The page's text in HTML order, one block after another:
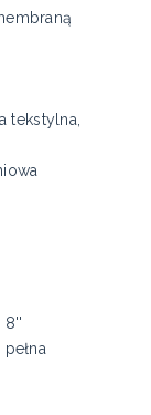
tekstylna,
8''